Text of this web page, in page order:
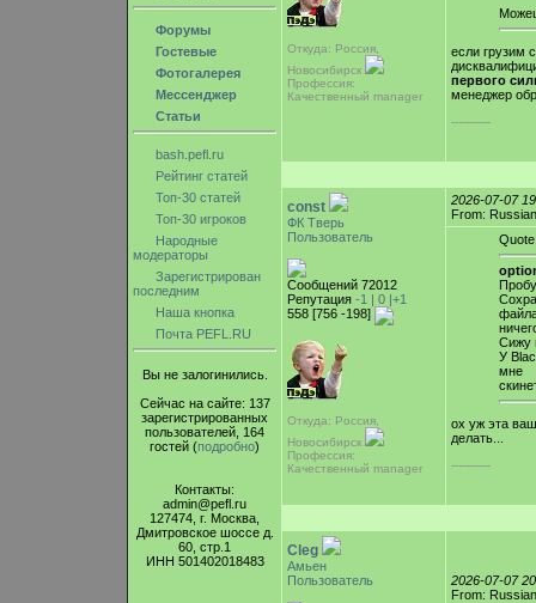
Форумы
Гостевые
Фотогалерея
Мессенджер
Статьи
bash.pefl.ru
Рейтинг статей
Топ-30 статей
Топ-30 игроков
Народные
модераторы
Зарегистрирован
последним
Наша кнопка
Почта PEFL.RU
Вы не залогинились.
Сейчас на сайте: 137
зарегистрированных
пользователей, 164
гостей (подробно)
Контакты:
admin@pefl.ru
127474, г. Москва,
Дмитровское шоссе д.
60, стр.1
ИНН 501402018483
Откуда: Россия,
Новосибирск
Профессия:
Качественный manager
если грузим
первого
менеджер
-----------
const
ФК Тверь
Пользователь
Сообщений 72012
Репутация -1 | 0 |+1
558 [756 -198]
Откуда: Россия,
Новосибирск
Профессия:
Качественный manager
2026-07-07
From:
Quote
Сижу
У
мне
ох уж эта
делать...
-----------
Cleg
Амьен
Пользователь
2026-07-07
From: